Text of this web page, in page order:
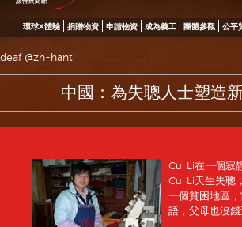
環球X體驗 捐贈物資 申請物資 成為義工 團體參觀 公平
deaf @zh-hant
中國：為失聰人士塑造
Cui Li在一個寂
Cui Li天生失聰
一個貧困地區
語，父母也沒錢